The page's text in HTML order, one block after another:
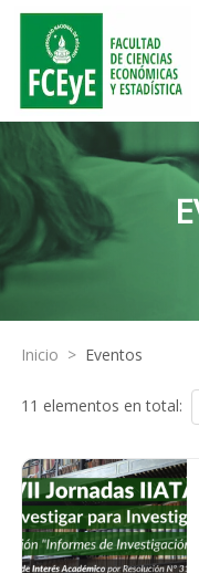
Inicio > Eventos
11 elementos en total: